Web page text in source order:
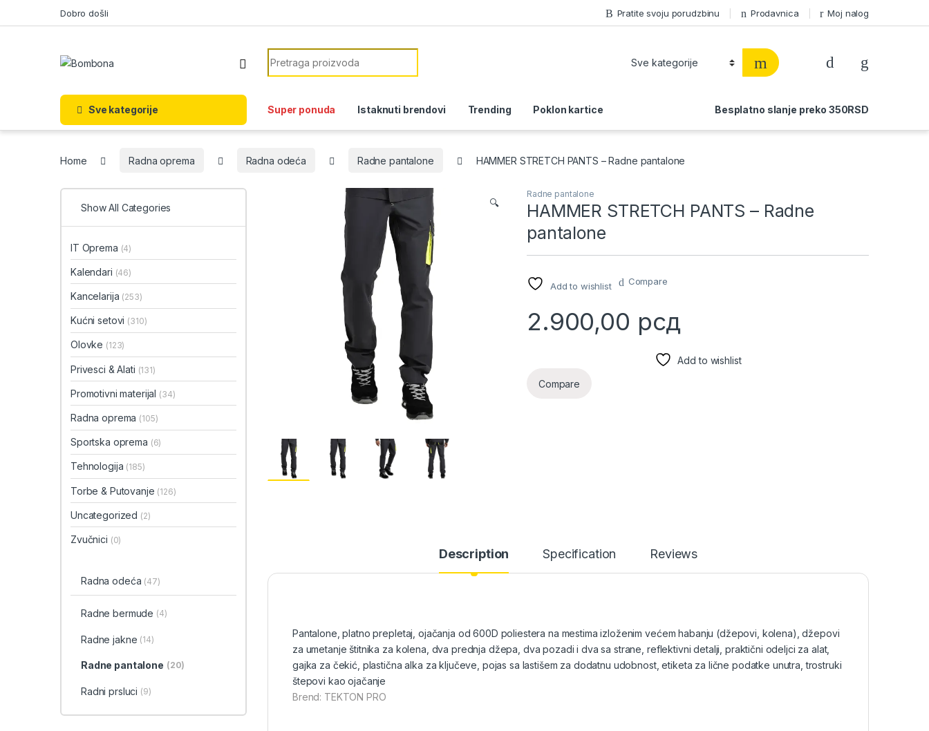
Dobro došli Pratite svoju porudzbinu Prodavnica Moj nalog
Search for:
Sve kategorije Super ponuda Istaknuti brendovi Trending Poklon kartice Besplatno slanje preko 350RSD
Home Radna oprema Radna odeća Radne pantalone HAMMER STRETCH PANTS – Radne pantalone
🔍
Radne pantalone
HAMMER STRETCH PANTS – Radne
pantalone
Add to wishlist Compare
2.900,00 рсд
Add to wishlist
Compare
Description Specification Reviews
Pantalone, platno prepletaj, ojačanja od 600D poliestera na mestima izloženim većem habanju (džepovi, kolena), džepovi
za umetanje štitnika za kolena, dva prednja džepa, dva pozadi i dva sa strane, reflektivni detalji, praktični odeljci za alat,
gajka za čekić, plastična alka za ključeve, pojas sa lastišem za dodatnu udobnost, etiketa za lične podatke unutra, trostruki
štepovi kao ojačanje
Brend: TEKTON PRO
Show All Categories
IT Oprema (4)
Kalendari (46)
Kancelarija (253)
Kućni setovi (310)
Olovke (123)
Privesci & Alati (131)
Promotivni materijal (34)
Radna oprema (105)
Sportska oprema (6)
Tehnologija (185)
Torbe & Putovanje (126)
Uncategorized (2)
Zvučnici (0)
Radna odeća (47)
Radne bermude (4)
Radne jakne (14)
Radne pantalone (20)
Radni prsluci (9)